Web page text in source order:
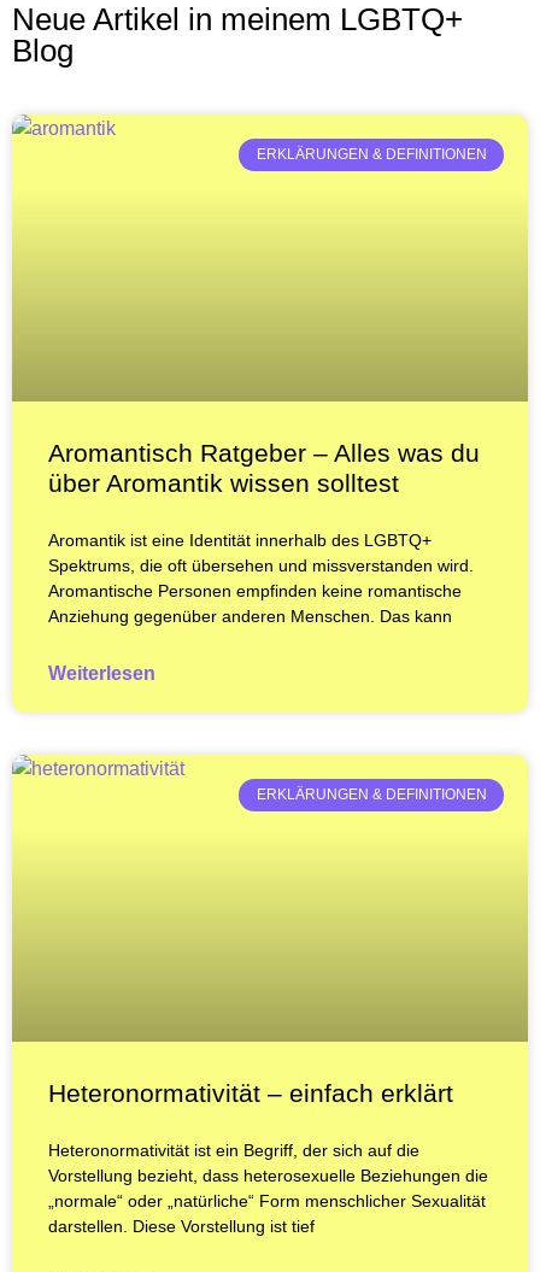
Neue Artikel in meinem LGBTQ+
Blog
ERKLÄRUNGEN & DEFINITIONEN
Aromantisch Ratgeber – Alles was du
über Aromantik wissen solltest
Aromantik ist eine Identität innerhalb des LGBTQ+
Spektrums, die oft übersehen und missverstanden wird.
Aromantische Personen empfinden keine romantische
Anziehung gegenüber anderen Menschen. Das kann
Weiterlesen
ERKLÄRUNGEN & DEFINITIONEN
Heteronormativität – einfach erklärt
Heteronormativität ist ein Begriff, der sich auf die
Vorstellung bezieht, dass heterosexuelle Beziehungen die
„normale“ oder „natürliche“ Form menschlicher Sexualität
darstellen. Diese Vorstellung ist tief